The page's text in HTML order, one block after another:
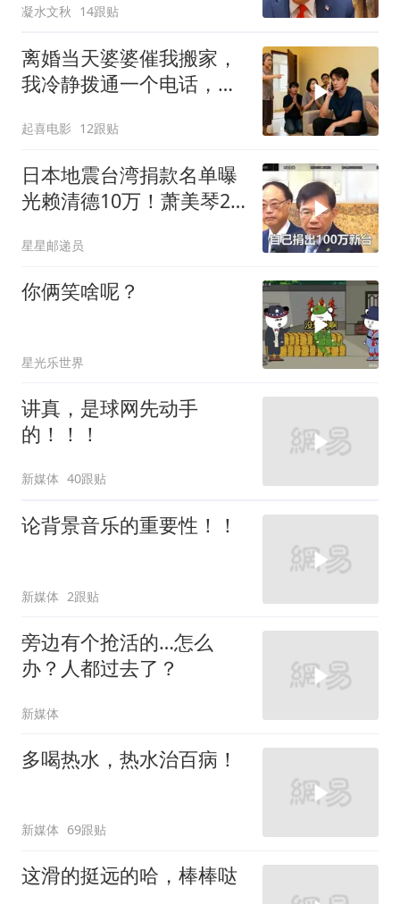
凝水文秋 14跟贴
离婚当天婆婆催我搬家，
我冷静拨通一个电话，全
起喜电影 12跟贴
日本地震台湾捐款名单曝
光赖清德10万！萧美琴20
星星邮递员
你俩笑啥呢？
星光乐世界
讲真，是球网先动手
的！！！
新媒体 40跟贴
论背景音乐的重要性！！
新媒体 2跟贴
旁边有个抢活的…怎么
办？人都过去了？
新媒体
多喝热水，热水治百病！
新媒体 69跟贴
这滑的挺远的哈，棒棒哒